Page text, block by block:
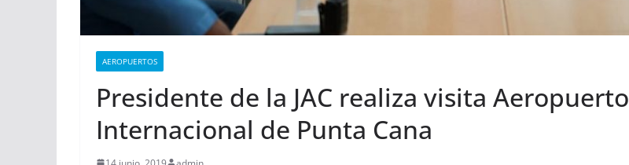
AEROPUERTOS
Presidente de la JAC realiza visita Aeropuerto
Internacional de Punta Cana